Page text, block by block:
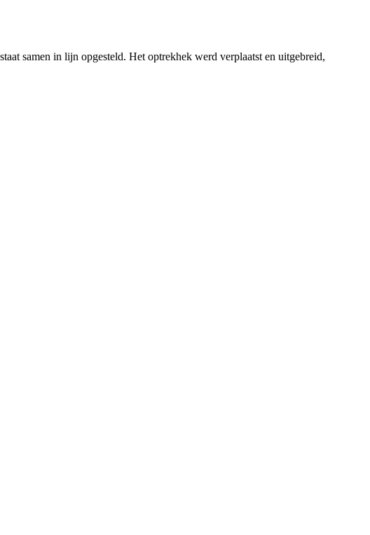
samen in lijn opgesteld. Het optrekhek werd verplaatst en uitgebreid,